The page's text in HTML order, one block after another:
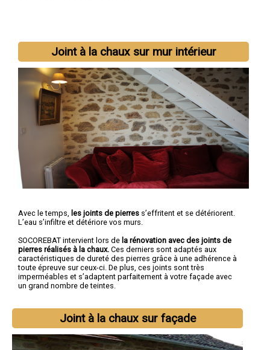
Joint à la chaux sur mur intérieur
Avec le temps, les joints de pierres s’effritent et se détériorent.
L’eau s’infiltre et détériore vos murs.
SOCOREBAT intervient lors de la rénovation avec des joints de
pierres réalisés à la chaux. Ces derniers sont adaptés aux
caractéristiques de dureté des pierres grâce à une adhérence à
toute épreuve sur ceux-ci. De plus, ces joints sont très
imperméables et s’adaptent parfaitement à votre façade avec
un grand nombre de teintes.
Joint à la chaux sur façade